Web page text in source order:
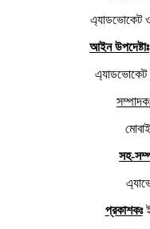
এ্যাডভোকেট
আইন উপদেষ্টাঃ
সহ-
প্রকাশকঃ